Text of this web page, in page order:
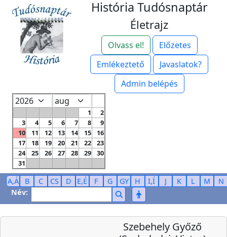
História Tudósnaptár
Életrajz
Olvass el!
Előzetes
Emlékeztető
Javaslatok?
Admin belépés
1
2
3
4 5 6 7 8
9
10
11 12 13 14 15
16
17
18 19 20 21 22
23
24
25 26 27 28 29
30
31
A,Á B C CS D E,É F G GY H I,Í J K L M
N
Név:
Szebehely Győző